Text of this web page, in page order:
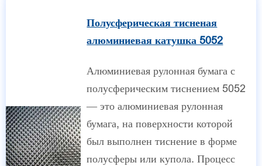
Полусферическая тисненая
алюминиевая катушка 5052
Алюминиевая рулонная бумага с
полусферическим тиснением 5052
— это алюминиевая рулонная
бумага, на поверхности которой
был выполнен тиснение в форме
полусферы или купола. Процесс